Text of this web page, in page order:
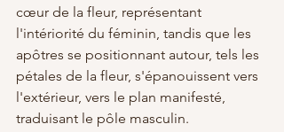
cœur de la fleur, représentant
l'intériorité du féminin, tandis que les
apôtres se positionnant autour, tels les
pétales de la fleur, s'épanouissent vers
l'extérieur, vers le plan manifesté,
traduisant le pôle masculin.